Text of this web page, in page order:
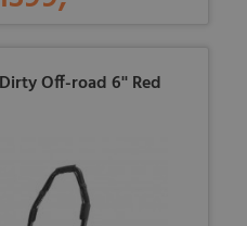
Off-road 6'' Red